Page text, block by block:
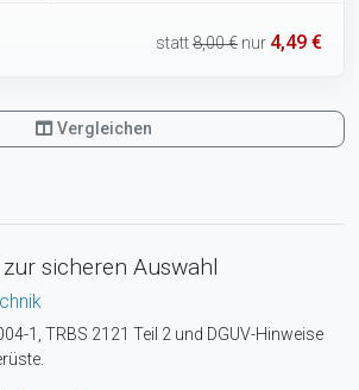
statt8,00 € nur 4,49 €
Vergleichen
sicheren Auswahl
1, TRBS 2121 Teil 2 und DGUV-Hinweise